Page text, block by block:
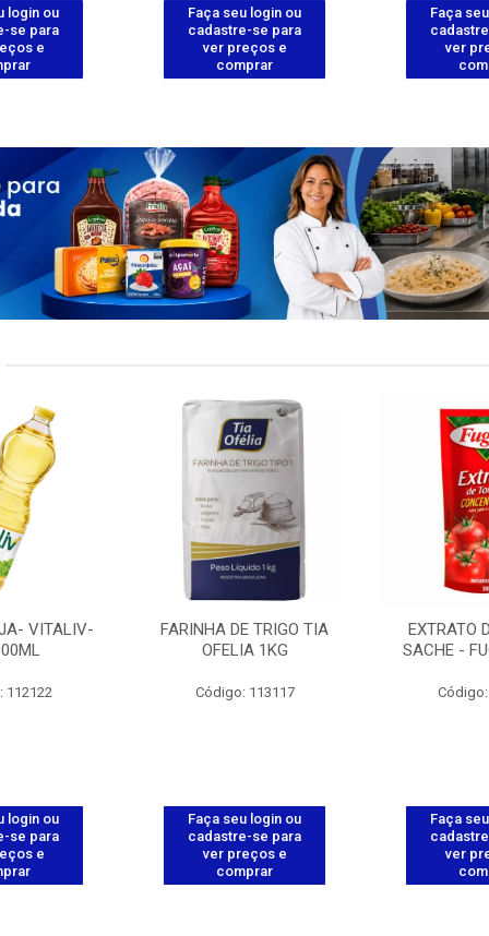
login ou
se para
e
Faça seu login ou
cadastre-se para
ver preços e
comprar
Faça
ver
VITALIV-
112122
login ou
se para
e
FARINHA DE TRIGO TIA
OFELIA 1KG
Código: 113117
Faça seu login ou
cadastre-se para
ver preços e
comprar
EXTRATO
SACHE -
Faça
ver